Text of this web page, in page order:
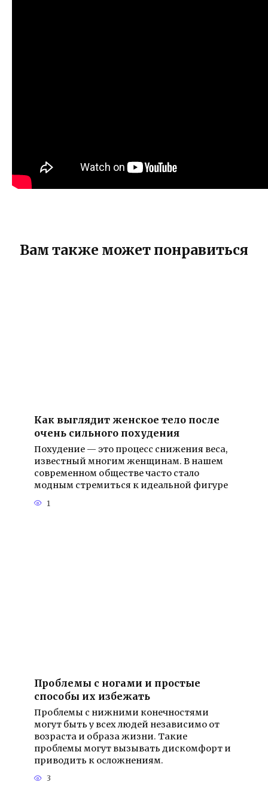
Вам также может понравиться
Как выглядит женское тело после
очень сильного похудения
Похудение — это процесс снижения веса,
известный многим женщинам. В нашем
современном обществе часто стало
модным стремиться к идеальной фигуре
1
Проблемы с ногами и простые
способы их избежать
Проблемы с нижними конечностями
могут быть у всех людей независимо от
возраста и образа жизни. Такие
проблемы могут вызывать дискомфорт и
приводить к осложнениям.
3